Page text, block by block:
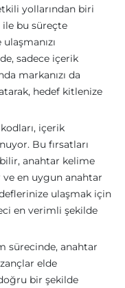
yollarından biri
ile bu süreçte
sadece içerik
markanızı da
hedef kitlenize
içerik
Bu fırsatları
anahtar kelime
en uygun anahtar
ulaşmak için
en verimli şekilde
sürecinde, anahtar
elde
bir şekilde